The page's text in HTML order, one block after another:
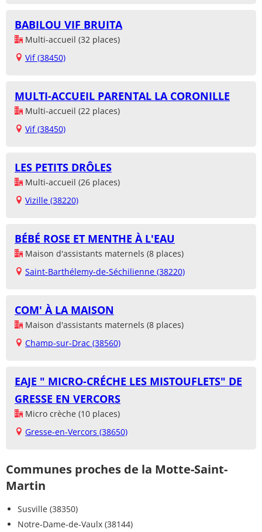
BABILOU VIF BRUITA
Multi-accueil (32 places)
Vif (38450)
MULTI-ACCUEIL PARENTAL LA CORONILLE
Multi-accueil (22 places)
Vif (38450)
LES PETITS DRÔLES
Multi-accueil (26 places)
Vizille (38220)
BÉBÉ ROSE ET MENTHE À L'EAU
Maison d'assistants maternels (8 places)
Saint-Barthélemy-de-Séchilienne (38220)
COM' À LA MAISON
Maison d'assistants maternels (8 places)
Champ-sur-Drac (38560)
EAJE " MICRO-CRÉCHE LES MISTOUFLETS" DE
GRESSE EN VERCORS
Micro crèche (10 places)
Gresse-en-Vercors (38650)
Communes proches de la Motte-Saint-
Martin
Susville (38350)
Notre-Dame-de-Vaulx (38144)